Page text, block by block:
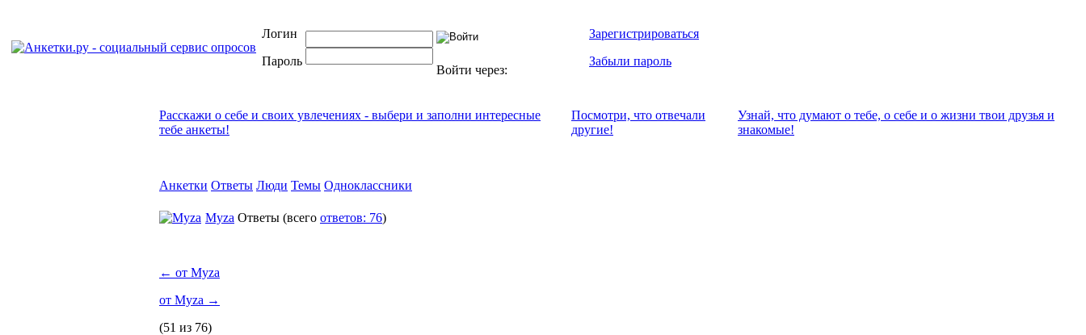
Логин
Пароль
Войти через:
Зарегистрироваться
Забыли пароль
Расскажи о себе и своих увлечениях - выбери и заполни интересные
тебе анкеты!
Посмотри, что отвeчали
другие!
Узнай, что думают о тебе, о себе и о жизни твои друзья и
знакомые!
Анкетки Ответы Люди Темы Одноклассники
Myza Ответы (всего ответов: 76)
← от Myza
от Myza →
(51 из 76)